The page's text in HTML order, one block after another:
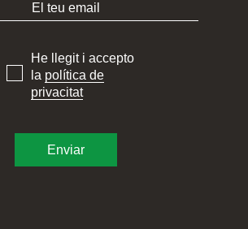
He llegit i accepto
la política de
privacitat